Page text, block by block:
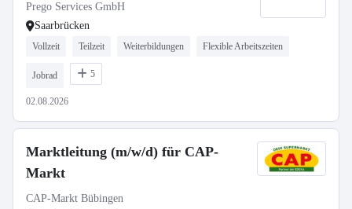
Prego Services GmbH
Saarbrücken
Vollzeit Teilzeit Weiterbildungen Flexible Arbeitszeiten
Jobrad 5
02.08.2026
Marktleitung (m/w/d) für CAP-
Markt
CAP-Markt Bübingen